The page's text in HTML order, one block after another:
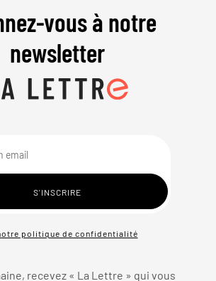
vous à notre
newsletter
politique de confidentialité
recevez « La Lettre » qui vous